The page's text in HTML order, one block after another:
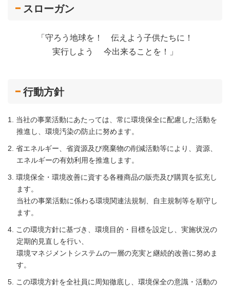
スローガン
「守ろう地球を！ 伝えよう子供たちに！
実行しよう 今出来ることを！」
行動方針
当社の事業活動にあたっては、常に環境保全に配慮した活動を
推進し、環境汚染の防止に努めます。
省エネルギー、省資源及び廃棄物の削減活動等により、資源、
エネルギーの有効利用を推進します。
環境保全・環境改善に資する各種商品の販売及び購買を拡充し
ます。
当社の事業活動に係わる環境関連法規制、自主規制等を順守し
ます。
この環境方針に基づき、環境目的・目標を設定し、実施状況の
定期的見直しを行い、
環境マネジメントシステムの一層の充実と継続的改善に努めま
す。
この環境方針を全社員に周知徹底し、環境保全の意識・活動の